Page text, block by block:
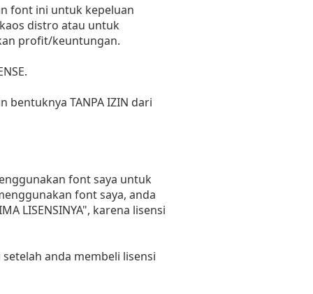
font ini untuk kepeluan
distro atau untuk
profit/keuntungan.
TANPA IZIN dari
font saya untuk
font saya, anda
LISENSINYA", karena lisensi
anda membeli lisensi